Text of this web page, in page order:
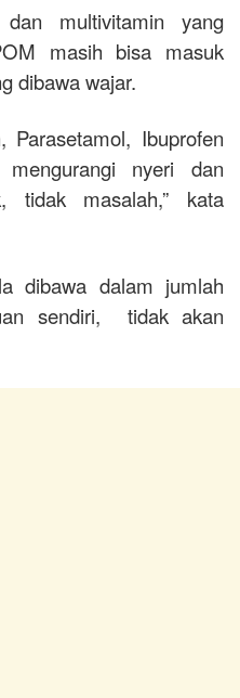
dan multivitamin yang
masih bisa masuk
dibawa wajar.
Parasetamol, Ibuprofen
nyeri dan
tidak masalah,” kata
dibawa dalam jumlah
sendiri, tidak akan